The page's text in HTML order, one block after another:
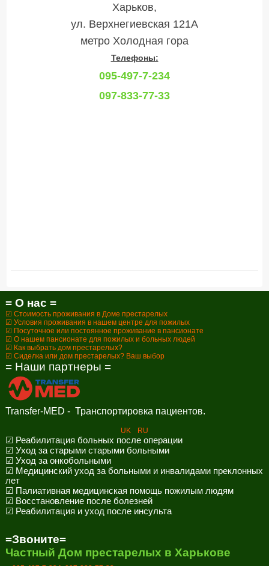
Харьков,
ул. Верхнегиевская 121А
метро Холодная гора
Телефоны:
095-497-7-234
097-833-77-33
= О нас =
☑ Стоимость проживания в Доме престарелых
☑ Условия проживания в нашем центре для пожилых
☑ Посуточное или постоянное проживание в пансионате
☑ О нашем пансионате для пожилых и больных людей
☑ Как выбрать дом престарелых?
☑ Сиделка или дом престарелых? Ваш выбор
= Наши партнеры =
Transfer-MED - Транспортировка пациентов.
UK RU
☑ Реабилитация больных после операции
☑ Уход за старыми старыми больными
☑ Уход за онкобольными
☑ Медицинский уход за больными и инвалидами преклонных
лет
☑ Палиативная медицинская помощь пожилым людям
☑ Восстановление после болезней
☑ Реабилитация и уход после инсульта
=Звоните=
Частный Дом престарелых в Харькове